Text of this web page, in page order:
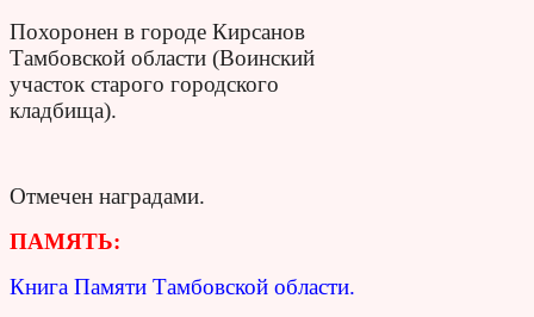
Похоронен в городе Кирсанов
Тамбовской области (Воинский
участок старого городского
кладбища).
Отмечен наградами.
ПАМЯТЬ:
Книга Памяти Тамбовской области.